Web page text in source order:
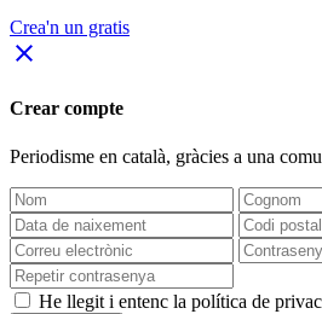
Crea'n un gratis
close
Crear compte
Periodisme en català, gràcies a una
He llegit i entenc la política de